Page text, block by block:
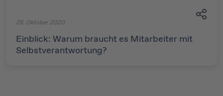
28. Oktober 2020
Einblick: Warum braucht es Mitarbeiter mit
Selbstverantwortung?